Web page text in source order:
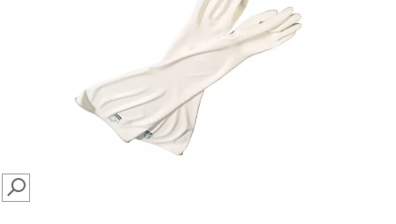
SEARCH